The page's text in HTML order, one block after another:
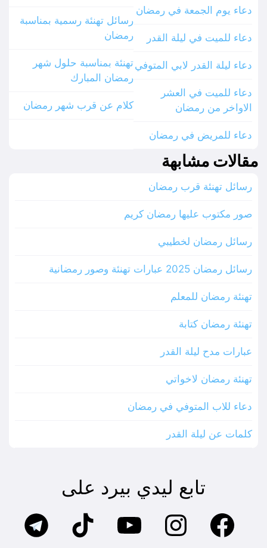
دعاء يوم الجمعة في رمضان
دعاء للميت في ليلة القدر
دعاء ليلة القدر لابي المتوفي
دعاء للميت في العشر
الاواخر من رمضان
دعاء للمريض في رمضان
رسائل تهنئة رسمية بمناسبة
رمضان
تهنئة بمناسبة حلول شهر
رمضان المبارك
كلام عن قرب شهر رمضان
مقالات مشابهة
رسائل تهنئة قرب رمضان
صور مكتوب عليها رمضان كريم
رسائل رمضان لخطيبي
رسائل رمضان 2025 عبارات تهنئة وصور رمضانية
تهنئة رمضان للمعلم
تهنئة رمضان كتابة
عبارات مدح ليلة القدر
تهنئة رمضان لاخواتي
دعاء للاب المتوفي في رمضان
كلمات عن ليلة القدر
تابع ليدي بيرد على